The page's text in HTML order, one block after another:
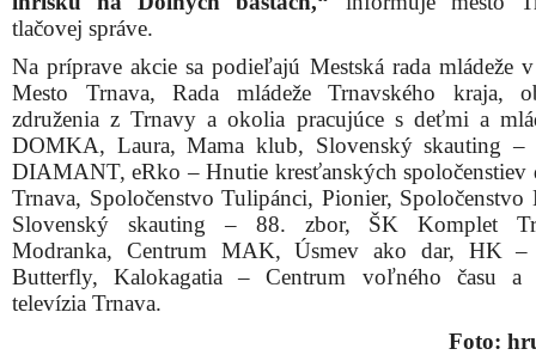
tlačovej správe.
Na príprave akcie sa podieľajú Mestská rada mládeže
Mesto Trnava, Rada mládeže Trnavského kraja,
združenia z Trnavy a okolia pracujúce s deťmi a
DOMKA, Laura, Mama klub, Slovenský skauting –
DIAMANT, eRko – Hnutie kresťanských spoločenstiev
Trnava, Spoločenstvo Tulipánci, Pionier, Spoločenstvo
Slovenský skauting – 88. zbor, ŠK Komplet
Modranka, Centrum MAK, Úsmev ako dar, HK –
Butterfly, Kalokagatia – Centrum voľného času a
televízia Trnava.
Foto: